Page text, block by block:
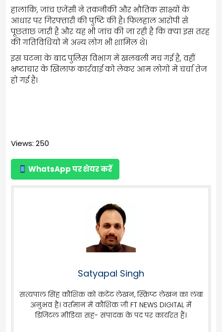
हालांकि, जांच एजेंसी ने तकनीकी और भौतिक साक्ष्यों के
आधार पर गिरफ्तारी की पुष्टि की है। फिलहाल आरोपी से
पूछताछ जारी है और यह भी जांच की जा रही है कि क्या इस तरह
की गतिविधियों में अन्य लोग भी शामिल थे।
इस घटना के बाद पुलिस विभाग में खलबली मच गई है, वहीं
भ्रष्टाचार के खिलाफ कार्रवाई को लेकर आम लोगों में चर्चा तेज
हो गई है।
Views: 250
WhatsApp पर शेयर करें
Satyapal Singh
सत्यपाल सिंह कौशिक को कंटेंट लेखन, स्क्रिप्ट लेखन का लंबा
अनुभव है। वर्तमान में कौशिक जी FT NEWS DIGITAL में
डिजिटल मीडिया सह- संपादक के पद पर कार्यरत हैं।